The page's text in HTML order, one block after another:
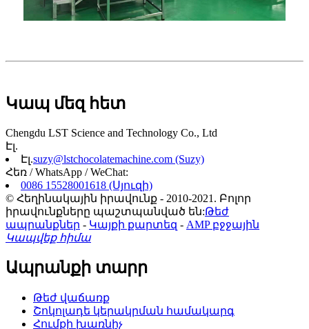
Կապ մեզ հետ
Chengdu LST Science and Technology Co., Ltd
Էլ.
Էլ.suzy@lstchocolatemachine.com (Suzy)
Հեռ / WhatsApp / WeChat:
0086 15528001618 (Սյուզի)
© Հեղինակային իրավունք - 2010-2021. Բոլոր
իրավունքները պաշտպանված են:Թեժ
ապրանքներ - Կայքի քարտեզ - AMP բջջային
Կապվեք հիմա
Ապրանքի տարր
Թեժ վաճառք
Շոկոլադե կերակրման համակարգ
Հումքի խառնիչ